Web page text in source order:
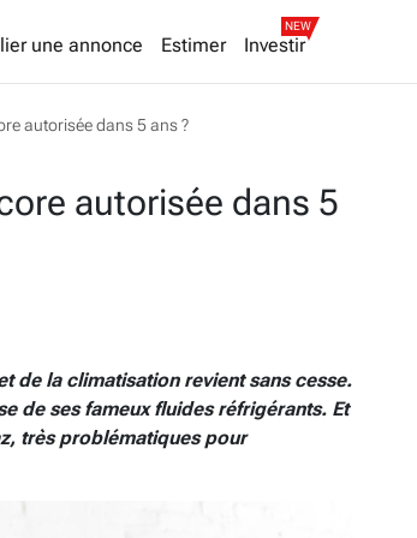
une annonce Estimer Investir
NEW
autorisée dans 5 ans ?
autorisée dans 5
de la climatisation revient sans cesse.
de ses fameux fluides réfrigérants. Et
très problématiques pour